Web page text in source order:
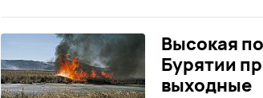
Высокая
Бурятии
выходные